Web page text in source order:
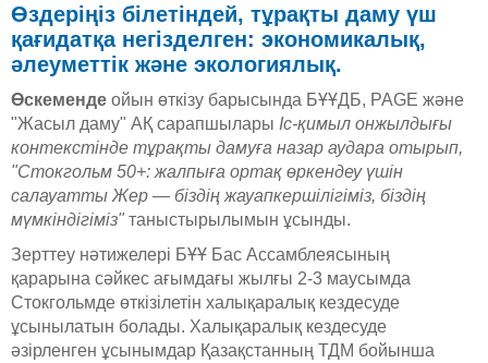
Өздеріңіз білетіндей, тұрақты даму үш
қағидатқа негізделген: экономикалық,
әлеуметтік және экологиялық.
Өскеменде ойын өткізу барысында БҰҰДБ, PAGE және
"Жасыл даму" АҚ сарапшылары Іс-қимыл онжылдығы
контекстінде тұрақты дамуға назар аудара отырып,
"Стокгольм 50+: жалпыға ортақ өркендеу үшін
салауатты Жер — біздің жауапкершілігіміз, біздің
мүмкіндігіміз" таныстырылымын ұсынды.
Зерттеу нәтижелері БҰҰ Бас Ассамблеясының
қарарына сәйкес ағымдағы жылғы 2-3 маусымда
Стокгольмде өткізілетін халықаралық кездесуде
ұсынылатын болады. Халықаралық кездесуде
әзірленген ұсынымдар Қазақстанның ТДМ бойынша